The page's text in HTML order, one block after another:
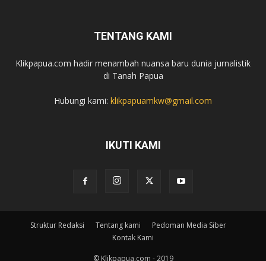
TENTANG KAMI
Klikpapua.com hadir menambah nuansa baru dunia jurnalistik
di Tanah Papua
Hubungi kami: klikpapuamkw@gmail.com
IKUTI KAMI
Struktur Redaksi Tentang kami
Pedoman Media Siber
Kontak Kami
© Klikpapua.com - 2019